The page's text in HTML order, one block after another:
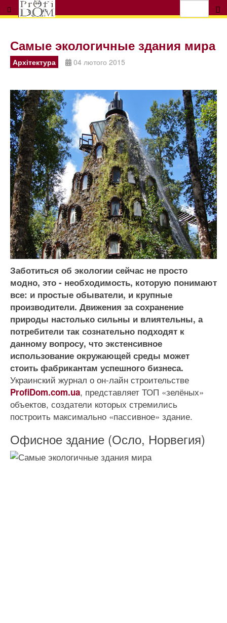
Самые экологичные здания мира
Архітектура 04 лютого 2015
Заботиться об экологии сейчас не просто
модно, это - необходимость, которую понимают
все: и простые обыватели, и крупные
производители. Движения за сохранение
природы настолько сильны и влиятельны, а
потребители так сознательно подходят к
данному вопросу, что экстенсивное
использование окружающей среды может
стоить фабрикантам успешного бизнеса.
Украинский журнал о он-лайн строительстве
ProfiDom.com.ua, представляет ТОП «зелёных»
объектов, создатели которых стремились
построить максимально «пассивное» здание.
Офисное здание (Осло, Норвегия)